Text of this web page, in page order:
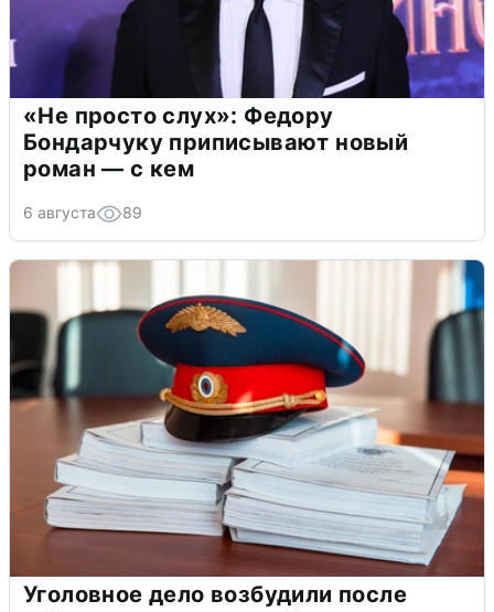
«Не просто слух»: Федору
Бондарчуку приписывают новый
роман — с кем
6 августа 89
Уголовное дело возбудили после